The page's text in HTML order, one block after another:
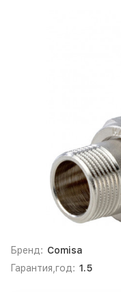
Бренд: Comisa
Гарантия,год: 1.5